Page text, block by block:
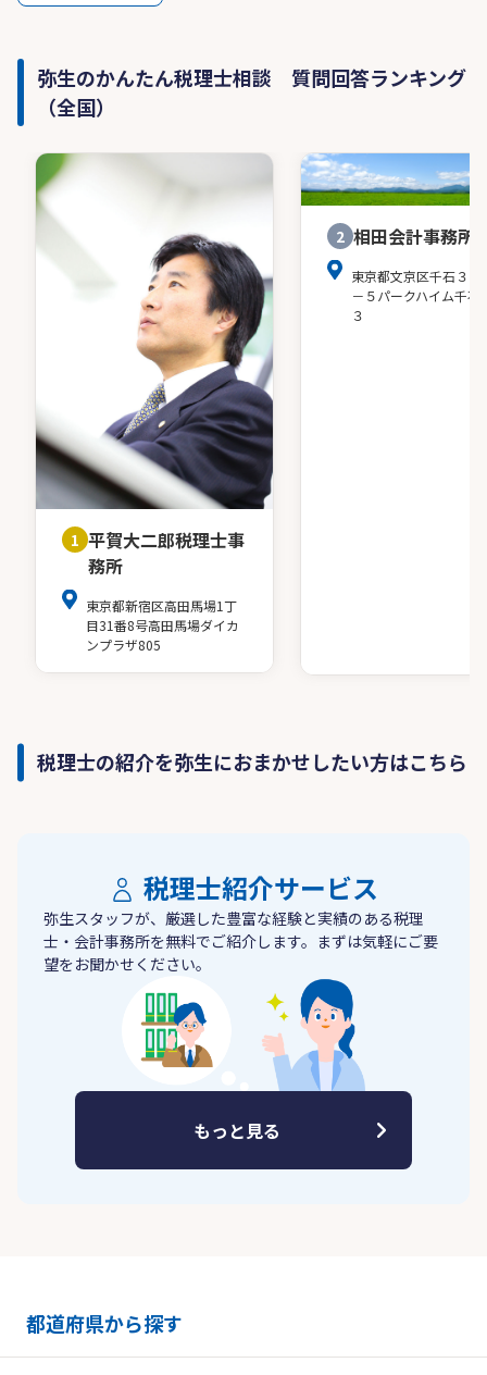
弥生のかんたん税理士相談 質問回答ランキング
（全国）
1 平賀大二郎税理士事
務所
東京都新宿区高田馬場1丁
目31番8号高田馬場ダイカ
ンプラザ805
2 相田会計事務所
東京都文京区千石３－
－５パークハイム千石
３
税理士の紹介を弥生におまかせしたい方はこちら
税理士紹介サービス
弥生スタッフが、厳選した豊富な経験と実績のある税理
士・会計事務所を無料でご紹介します。まずは気軽にご要
望をお聞かせください。
もっと見る
都道府県から探す